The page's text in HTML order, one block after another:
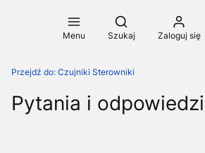
Menu
Otwórz
Szukaj Zaloguj się
Przejdź do: Czujniki Sterowniki
Pytania i odpowiedzi